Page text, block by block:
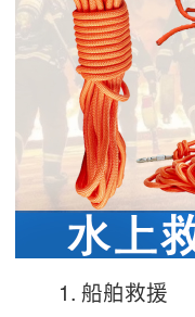
1. 船舶救援